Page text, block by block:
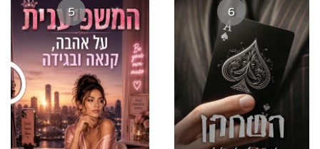
5 6